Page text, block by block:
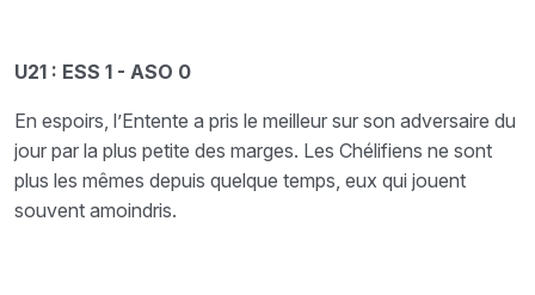
U21 : ESS 1 - ASO 0
En espoirs, l’Entente a pris le meilleur sur son adversaire du
jour par la plus petite des marges. Les Chélifiens ne sont
plus les mêmes depuis quelque temps, eux qui jouent
souvent amoindris.